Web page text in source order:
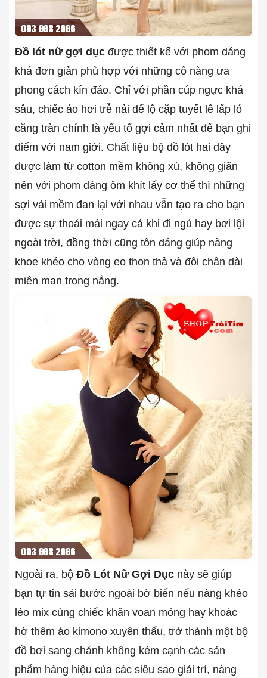
Đồ lót nữ gợi dục được thiết kế với phom dáng
khá đơn giản phù hợp với những cô nàng ưa
phong cách kín đáo. Chỉ với phần cúp ngực khá
sâu, chiếc áo hơi trễ nải để lộ cặp tuyết lê lấp ló
căng tràn chính là yếu tố gợi cảm nhất để bạn ghi
điểm với nam giới. Chất liệu bộ đồ lót hai dây
được làm từ cotton mềm không xù, không giãn
nên với phom dáng ôm khít lấy cơ thể thì những
sợi vải mềm đan lại với nhau vẫn tạo ra cho bạn
được sự thoải mái ngay cả khi đi ngủ hay bơi lội
ngoài trời, đồng thời cũng tôn dáng giúp nàng
khoe khéo cho vòng eo thon thả và đôi chân dài
miên man trong nắng.
Ngoài ra, bộ Đồ Lót Nữ Gợi Dục này sẽ giúp
bạn tự tin sải bước ngoài bờ biển nếu nàng khéo
léo mix cùng chiếc khăn voan mỏng hay khoác
hờ thêm áo kimono xuyên thấu, trở thành một bộ
đồ bơi sang chảnh không kém cạnh các sản
phẩm hàng hiệu của các siêu sao giải trí, nàng